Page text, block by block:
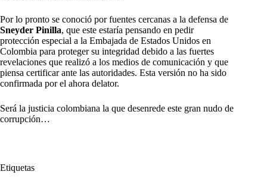
Por lo pronto se conoció por fuentes cercanas a la defensa de
Sneyder Pinilla, que este estaría pensando en pedir
protección especial a la Embajada de Estados Unidos en
Colombia para proteger su integridad debido a las fuertes
revelaciones que realizó a los medios de comunicación y que
piensa certificar ante las autoridades. Esta versión no ha sido
confirmada por el ahora delator.
Será la justicia colombiana la que desenrede este gran nudo de
corrupción…
Etiquetas